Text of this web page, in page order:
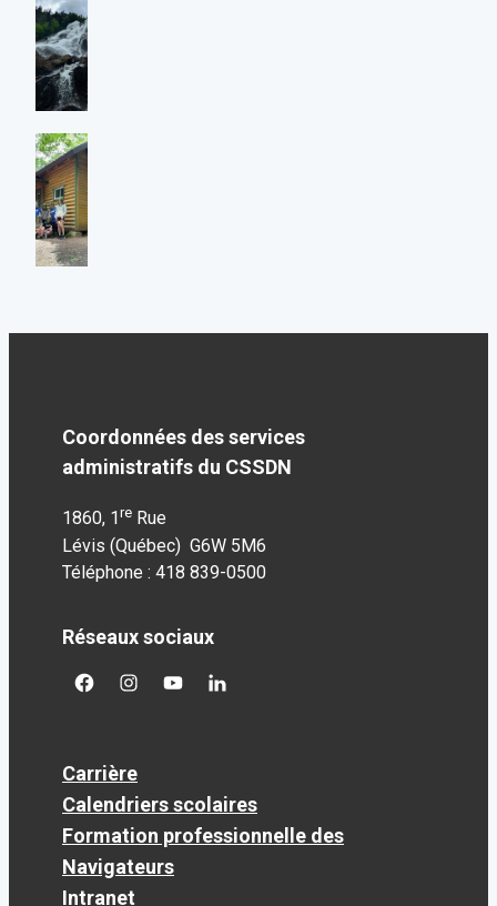
Coordonnées des services
administratifs du CSSDN
1860, 1 re Rue
Lévis (Québec) G6W 5M6
Téléphone : 418 839-0500
Réseaux sociaux
facebookgoogleplus
googleplusgoogleplus
Carrière
Calendriers scolaires
Formation professionnelle des
Navigateurs
Intranet